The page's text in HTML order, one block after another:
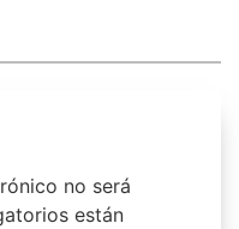
no será
están